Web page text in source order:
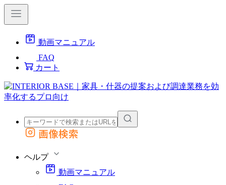
動画マニュアル
FAQ
カート
外部サイトの商品をカートに追加
画像検索
ヘルプ
動画マニュアル